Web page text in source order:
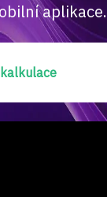
aplikace.